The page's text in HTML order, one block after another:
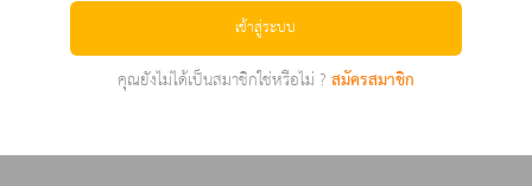
เข้าสู่ระบบ
คุณยังไม่ได้เป็นสมาชิกใช่หรือไม่ ?สมัครสมาชิก